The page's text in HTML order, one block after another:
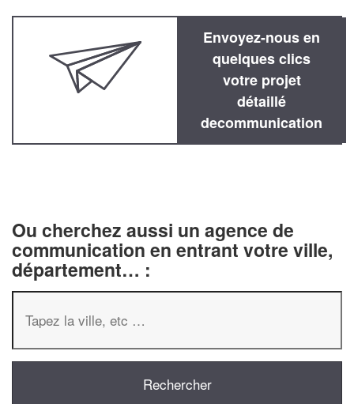
Envoyez-nous en
quelques clics
votre projet
détaillé
decommunication
Ou cherchez aussi un agence de
communication en entrant votre ville,
département… :